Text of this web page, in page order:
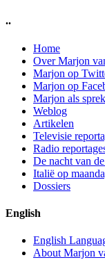
..
Home
Over Marjon
Marjon op
Marjon op
Marjon als
Weblog
Artikelen
Televisie
Radio
De nacht van
Italië op
Dossiers
English
English
About Marjon